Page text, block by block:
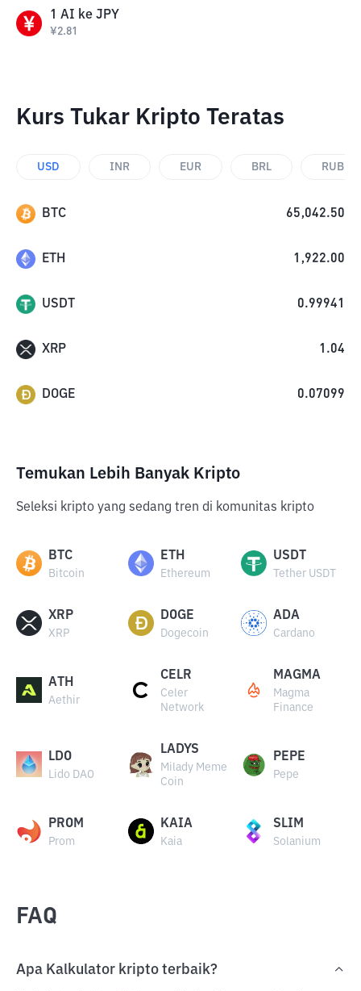
1 AI ke JPY
¥2.81
Kurs Tukar Kripto Teratas
USD INR EUR BRL RUB
BTC 65,042.50
ETH 1,922.00
USDT 0.99941
XRP 1.04
DOGE 0.07099
Temukan Lebih Banyak Kripto
Seleksi kripto yang sedang tren di komunitas kripto
BTC
Bitcoin
ETH
Ethereum
USDT
Tether USDT
XRP
XRP
DOGE
Dogecoin
ADA
Cardano
ATH
Aethir
CELR
Celer
Network
MAGMA
Magma
Finance
LDO
Lido DAO
LADYS
Milady Meme
Coin
PEPE
Pepe
PROM
Prom
KAIA
Kaia
SLIM
Solanium
FAQ
Apa Kalkulator kripto terbaik?